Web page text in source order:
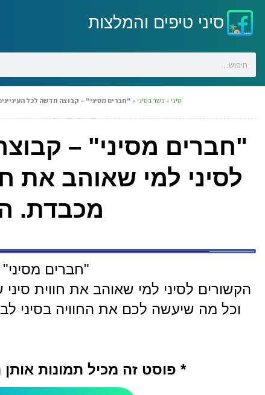
סיני טיפים והמלצות
סיני » כשר בסיני » "חברים מסיני" – קבוצה חדשה לכל
"חברים מסיני" –
לסיני למי שאוהב את
מכבדת.
"חברים
הקשורים לסיני למי שאוהב את חווית
וכל מה שיעשה לכם את החוויה בסיני
* פוסט זה מכיל תמונות